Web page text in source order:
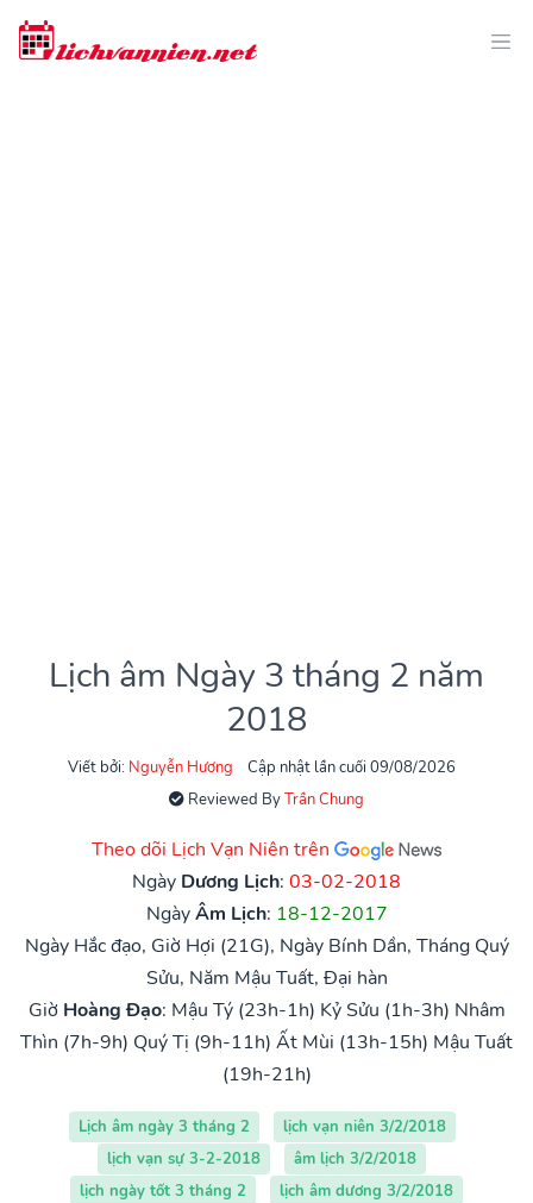
Lịch âm Ngày 3 tháng 2 năm
2018
Viết bởi: Nguyễn Hương
Cập nhật lần cuối 09/08/2026
Reviewed ByTrần Chung
Theo dõi Lịch Vạn Niên trên
Ngày Dương Lịch: 03-02-2018
NgàyÂm Lịch: 18-12-2017
Ngày Hắc đạo, Giờ Hợi (21G), Ngày Bính Dần, Tháng Quý
Sửu, Năm Mậu Tuất, Đại hàn
Giờ Hoàng Đạo: Mậu Tý (23h-1h) Kỷ Sửu (1h-3h) Nhâm
Thìn (7h-9h) Quý Tị (9h-11h) Ất Mùi (13h-15h) Mậu Tuất
(19h-21h)
Lịch âm ngày 3 tháng 2
lịch vạn niên 3/2/2018
lịch vạn sự 3-2-2018
âm lịch 3/2/2018
lịch ngày tốt 3 tháng 2
lịch âm dương 3/2/2018